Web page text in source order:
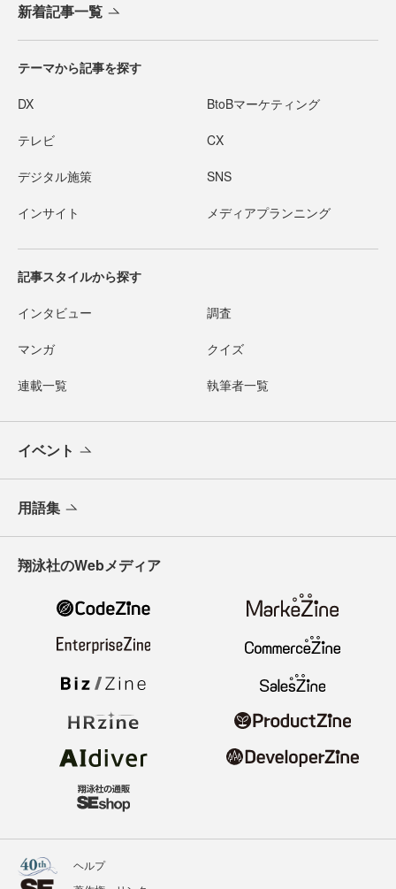
新着記事一覧
テーマから記事を探す
DX BtoBマーケティング
テレビ CX
デジタル施策 SNS
インサイト メディアプランニング
記事スタイルから探す
インタビュー 調査
マンガ クイズ
連載一覧 執筆者一覧
イベント
用語集
翔泳社のWebメディア
ヘルプ